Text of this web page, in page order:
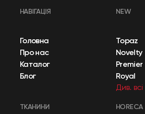
НАВІГАЦІЯ
Головна
Про нас
Каталог
Блог
NEW
Topaz
Novelty
Premier
Royal
Див. всі
ТКАНИНИ HORECA